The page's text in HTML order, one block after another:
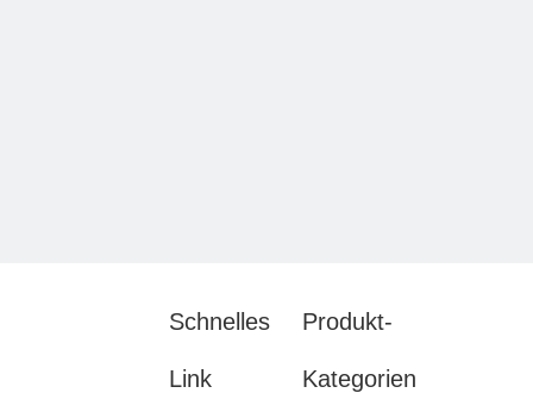
Schnelles
Link
Produkt-
Kategorien